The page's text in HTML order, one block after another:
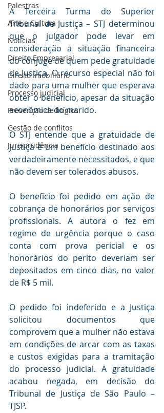
Palestras
Arte e Cultura
Notícias
Direito Empresarial
Direito Imobiliário
Processo judicial
Prevenção de litígios
Gestāo de conflitos
Jurisprudência
A Terceira Turma do Superior
Tribunal de Justiça – STJ determinou
que o julgador pode levar em
consideração a situação financeira
do cônjuge de quem pede gratuidade
de Justiça. O recurso especial não foi
dado para uma mulher que esperava
obter o benefício, apesar da situação
econômica do marido.
O STJ entende que a gratuidade de
Justiça é um benefício destinado aos
verdadeiramente necessitados, e que
não devem ser tolerados abusos.
O benefício foi pedido em ação de
cobrança de honorários por serviços
profissionais. A autora o fez em
regime de urgência porque o caso
conta com prova pericial e os
honorários do perito deveriam ser
depositados em cinco dias, no valor
de R$ 5 mil.
O pedido foi indeferido e a Justiça
solicitou documentos que
comprovem que a mulher não estava
em condições de arcar com as taxas
e custos exigidas para a tramitação
do processo judicial. A gratuidade
acabou negada, em decisão do
Tribunal de Justiça de São Paulo –
TJSP.